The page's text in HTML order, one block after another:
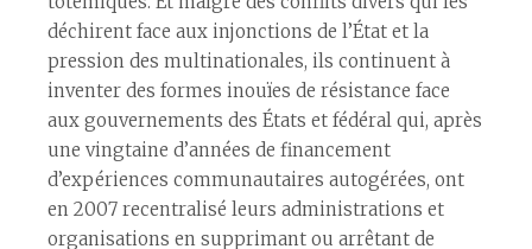
déchirent face aux injonctions de l’État et la
pression des multinationales, ils continuent à
inventer des formes inouïes de résistance face
aux gouvernements des États et fédéral qui, après
une vingtaine d’années de financement
d’expériences communautaires autogérées, ont
en 2007 recentralisé leurs administrations et
organisations en supprimant ou arrêtant de